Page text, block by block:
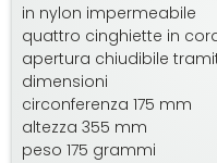
in nylon impermeabile
quattro cinghiette in
apertura chiudibile
dimensioni
circonferenza 175 mm
altezza 355 mm
peso 175 grammi